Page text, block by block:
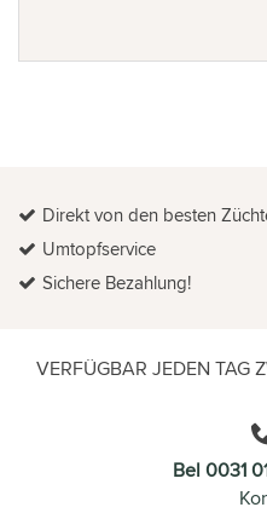
Direkt von den besten
Umtopfservice
Sichere Bezahlung!
VERFÜGBAR JEDEN TAG
Bel 0031